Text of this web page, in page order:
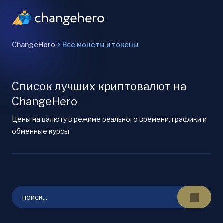
ChangeHero Все монеты и токены
Список лучших криптовалют на
ChangeHero
Цены на валюту в режиме реального времени, графики и
обменные курсы